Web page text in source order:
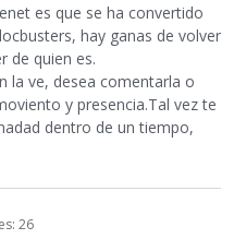
es que se ha convertido
hay ganas de volver
de quien es.
la ve, desea comentarla o
y presencia.Tal vez te
dentro de un tiempo,
26